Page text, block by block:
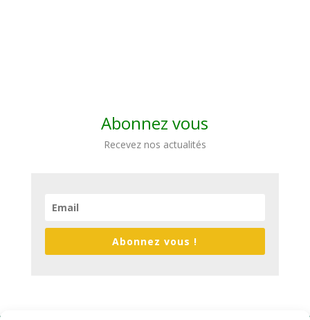
Abonnez vous
Recevez nos actualités
Abonnez vous !